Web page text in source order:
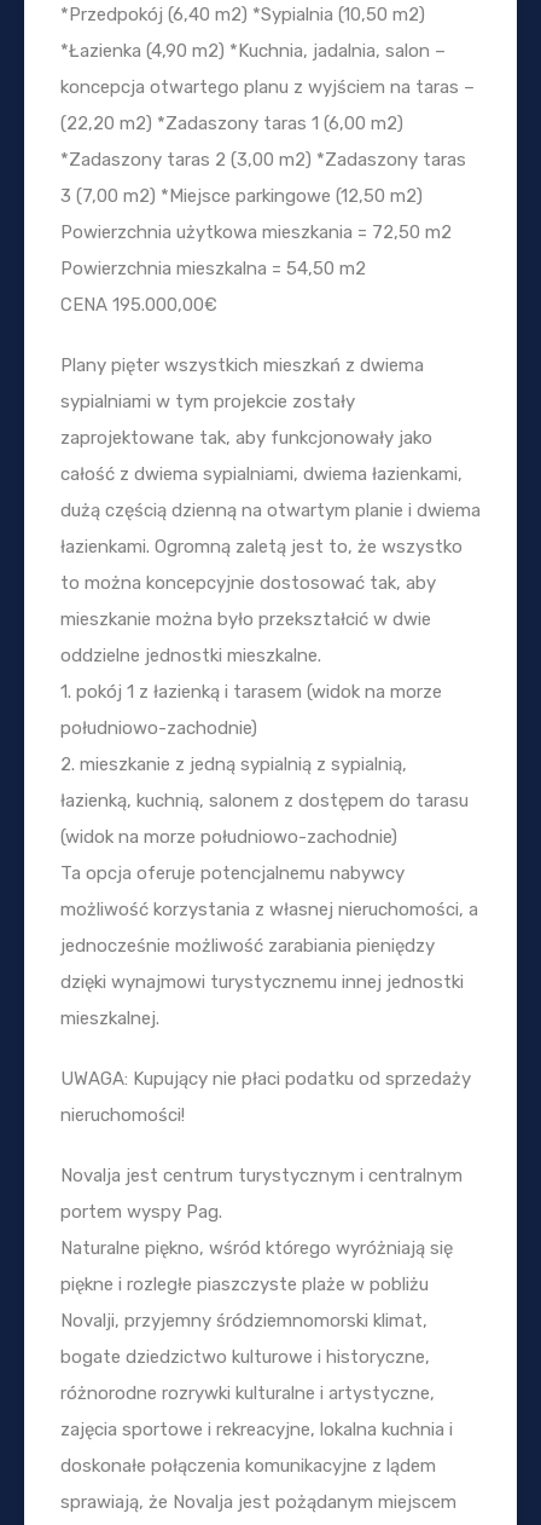
*Przedpokój (6,40 m2) *Sypialnia (10,50 m2)
*Łazienka (4,90 m2) *Kuchnia, jadalnia, salon –
koncepcja otwartego planu z wyjściem na taras –
(22,20 m2) *Zadaszony taras 1 (6,00 m2)
*Zadaszony taras 2 (3,00 m2) *Zadaszony taras
3 (7,00 m2) *Miejsce parkingowe (12,50 m2)
Powierzchnia użytkowa mieszkania = 72,50 m2
Powierzchnia mieszkalna = 54,50 m2
CENA 195.000,00€
Plany pięter wszystkich mieszkań z dwiema
sypialniami w tym projekcie zostały
zaprojektowane tak, aby funkcjonowały jako
całość z dwiema sypialniami, dwiema łazienkami,
dużą częścią dzienną na otwartym planie i dwiema
łazienkami. Ogromną zaletą jest to, że wszystko
to można koncepcyjnie dostosować tak, aby
mieszkanie można było przekształcić w dwie
oddzielne jednostki mieszkalne.
1. pokój 1 z łazienką i tarasem (widok na morze
południowo-zachodnie)
2. mieszkanie z jedną sypialnią z sypialnią,
łazienką, kuchnią, salonem z dostępem do tarasu
(widok na morze południowo-zachodnie)
Ta opcja oferuje potencjalnemu nabywcy
możliwość korzystania z własnej nieruchomości, a
jednocześnie możliwość zarabiania pieniędzy
dzięki wynajmowi turystycznemu innej jednostki
mieszkalnej.
UWAGA: Kupujący nie płaci podatku od sprzedaży
nieruchomości!
Novalja jest centrum turystycznym i centralnym
portem wyspy Pag.
Naturalne piękno, wśród którego wyróżniają się
piękne i rozległe piaszczyste plaże w pobliżu
Novalji, przyjemny śródziemnomorski klimat,
bogate dziedzictwo kulturowe i historyczne,
różnorodne rozrywki kulturalne i artystyczne,
zajęcia sportowe i rekreacyjne, lokalna kuchnia i
doskonałe połączenia komunikacyjne z lądem
sprawiają, że Novalja jest pożądanym miejscem